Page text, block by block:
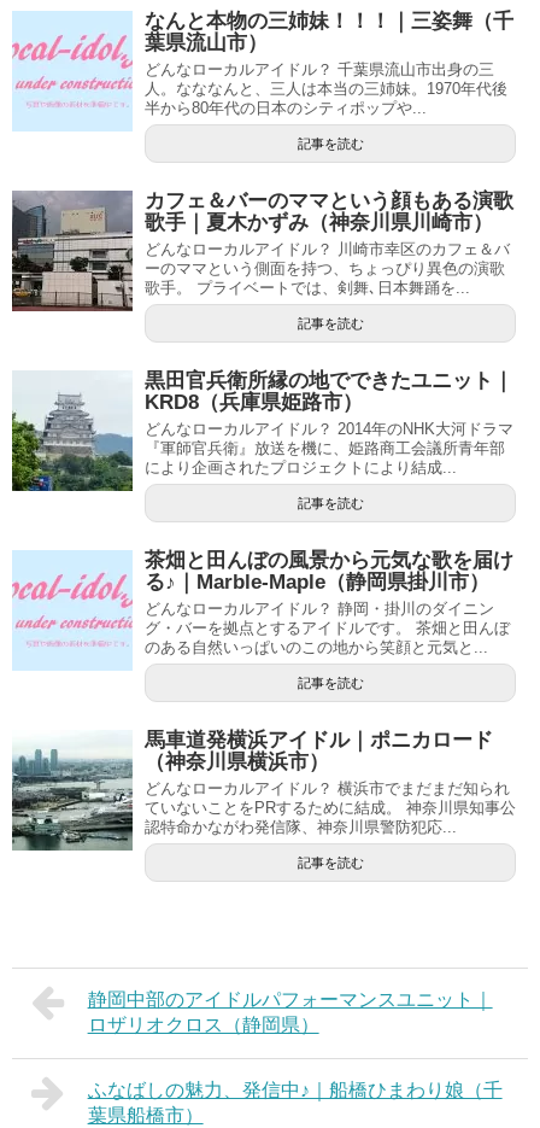
なんと本物の三姉妹！！！｜三姿舞（千
葉県流山市）
どんなローカルアイドル？ 千葉県流山市出身の三
人。なななんと、三人は本当の三姉妹。​ 1970年代後
半から80年代の日本のシティポップや...
記事を読む
カフェ＆バーのママという顔もある演歌
歌手｜夏木かずみ（神奈川県川崎市）
どんなローカルアイドル？ 川崎市幸区のカフェ＆バ
ーのママという側面を持つ、ちょっぴり異色の演歌
歌手。 プライベートでは、剣舞､日本舞踊を...
記事を読む
黒田官兵衛所縁の地でできたユニット｜
KRD8（兵庫県姫路市）
どんなローカルアイドル？ 2014年のNHK大河ドラマ
『軍師官兵衛』放送を機に、姫路商工会議所青年部
により企画されたプロジェクトにより結成...
記事を読む
茶畑と田んぼの風景から元気な歌を届け
る♪｜Marble-Maple（静岡県掛川市）
どんなローカルアイドル？ 静岡・掛川のダイニン
グ・バーを拠点とするアイドルです。 茶畑と田んぼ
のある自然いっぱいのこの地から笑顔と元気と...
記事を読む
馬車道発横浜アイドル｜ポニカロード
（神奈川県横浜市）
どんなローカルアイドル？ 横浜市でまだまだ知られ
ていないことをPRするために結成。 神奈川県知事公
認特命かながわ発信隊、神奈川県警防犯応...
記事を読む
静岡中部のアイドルパフォーマンスユニット｜
ロザリオクロス（静岡県）
ふなばしの魅力、発信中♪｜船橋ひまわり娘（千
葉県船橋市）